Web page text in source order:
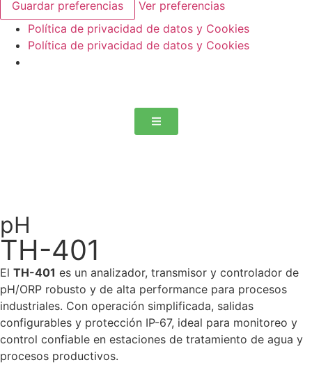
Guardar preferencias
Ver preferencias
Política de privacidad de datos y Cookies
Política de privacidad de datos y Cookies
pH
TH-401
El TH-401 es un analizador, transmisor y controlador de
pH/ORP robusto y de alta performance para procesos
industriales. Con operación simplificada, salidas
configurables y protección IP-67, ideal para monitoreo y
control confiable en estaciones de tratamiento de agua y
procesos productivos.